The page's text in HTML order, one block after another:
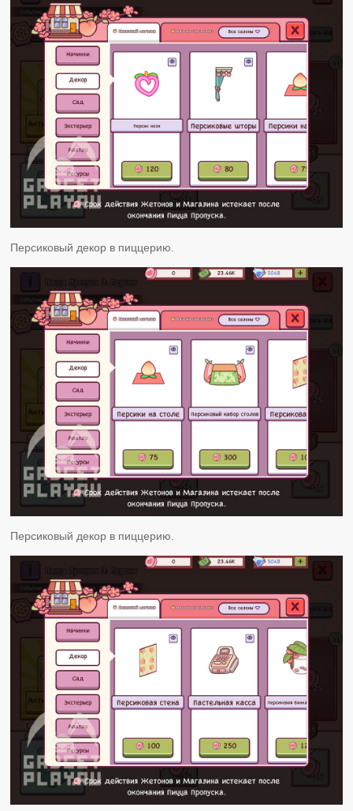
Персиковый декор в пиццерию.
Персиковый декор в пиццерию.